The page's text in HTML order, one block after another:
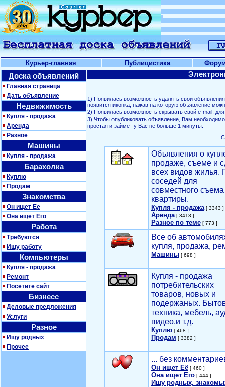
Курьер-главная Публицистика
Доска объявлений
Главная страница
Дать объявление
Недвижимость
Купля - продажа
Аренда
Разное
Машины
Купля - продажа
Барахолка
Куплю
Продам
Знакомства
Он ищет Ее
Она ищет Его
Работа
Требуются
Ищу работу
Компьютеры
Купля - продажа
Ремонт
Посетите сайт
Бизнесс
Деловые предложения
Услуги
Разное
Ищу родных
Прочее
1) Появилась возможность удалять свои
появится иконка, нажав на которую объявление
2) Появилась возможность скрывать свой е-mail,
3) Чтобы опубликовать объявление, Вам
простая и займет у Вас не больше 1 минуты.
Объявления о
продаже, съеме и
всех видов жилья.
соседей для
совместного съема
квартиры.
Купля - продажа[ 3343 ]
Аренда[ 3413 ]
Разное по теме[ 773 ]
Все об
купля, продажа,
Машины[ 698 ]
Купля - продажа
потребительских
товаров, новых и
подержаных.
техника, мебель,
видео,и т.д.
Куплю[ 468 ]
Продам [ 3382 ]
... без
Он ищет Её[ 460 ]
Она ищет Его[ 444 ]
Ищу родных,